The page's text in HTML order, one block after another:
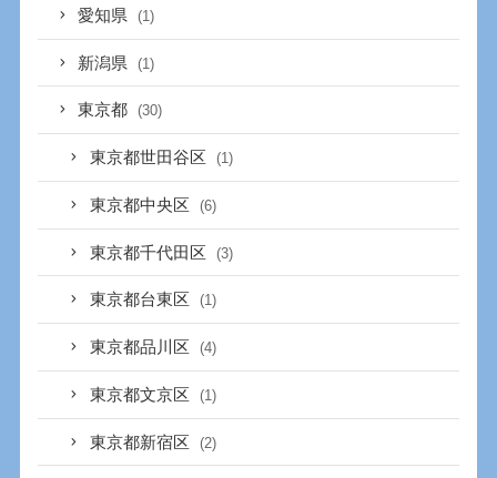
愛知県 (1)
新潟県 (1)
東京都 (30)
東京都世田谷区 (1)
東京都中央区 (6)
東京都千代田区 (3)
東京都台東区 (1)
東京都品川区 (4)
東京都文京区 (1)
東京都新宿区 (2)